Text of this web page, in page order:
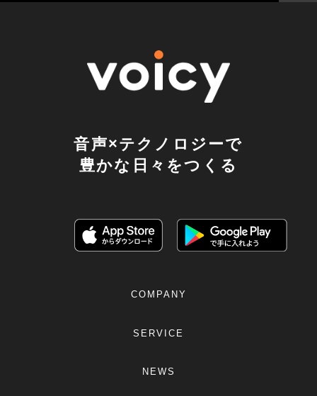
音声×テクノロジーで
豊かな日々をつくる
COMPANY
SERVICE
NEWS